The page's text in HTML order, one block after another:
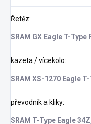
Řetěz:
SRAM GX Eagle T-
kazeta / vícekolo:
SRAM XS-1270 Eagle
převodník a kliky:
SRAM T-Type Eagle